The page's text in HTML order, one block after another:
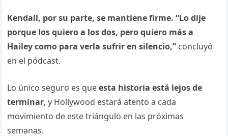
Kendall, por su parte, se mantiene firme. “Lo dije
porque los quiero a los dos, pero quiero más a
Hailey como para verla sufrir en silencio,” concluyó
en el pódcast.
Lo único seguro es queesta historia está lejos de
terminar, y Hollywood estará atento a cada
movimiento de este triángulo en las próximas
semanas.